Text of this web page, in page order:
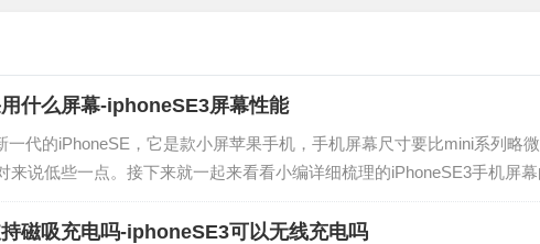
什么屏幕-iphoneSE3屏幕性能
一代的iPhoneSE，它是款小屏苹果手机，手机屏幕尺寸要比mini系列略
来说低些一点。接下来就一起来看看小编详细梳理的iPhoneSE3手机屏幕
屏幕是什么一块4…
磁吸充电吗-iphoneSE3可以无线充电吗